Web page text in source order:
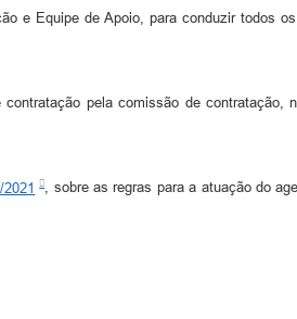
e Equipe de Apoio, para conduzir todos
pela comissão de contratação,
, sobre as regras para a atuação do